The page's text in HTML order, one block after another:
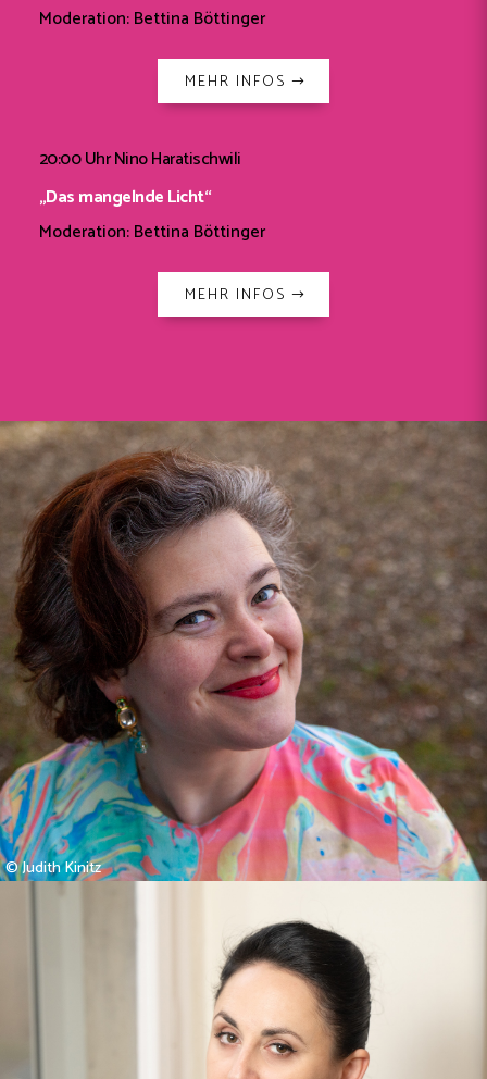
Moderation: Bettina Böttinger
MEHR INFOS
20:00 Uhr Nino Haratischwili
„Das mangelnde Licht“
Moderation: Bettina Böttinger
MEHR INFOS
© Judith Kinitz